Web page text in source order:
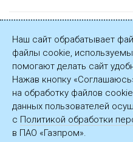
«Газпром»
Презентация
Наш сайт обрабатывает
файлы cookie,
помогают делать сайт
Нажав кнопку
на обработку файлов
данных пользователей
с Политикой обработки
в ПАО «Газпром».